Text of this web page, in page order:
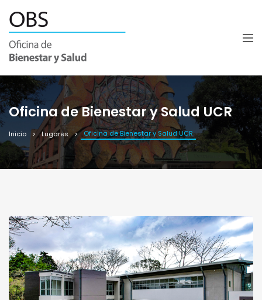
Oficina de Bienestar y Salud UCR
Inicio Lugares Oficina de Bienestar y Salud UCR